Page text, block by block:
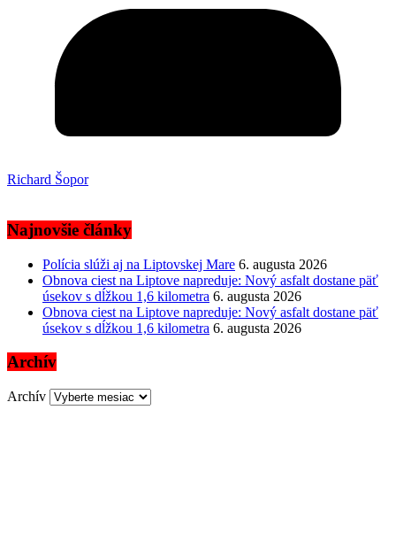
Richard Šopor
Najnovšie články
Polícia slúži aj na Liptovskej Mare 6. augusta 2026
Obnova ciest na Liptove napreduje: Nový asfalt dostane päť
úsekov s dĺžkou 1,6 kilometra 6. augusta 2026
Obnova ciest na Liptove napreduje: Nový asfalt dostane päť
úsekov s dĺžkou 1,6 kilometra 6. augusta 2026
Archív
Archív